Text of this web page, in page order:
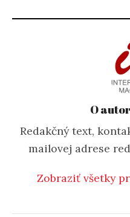
O
Redakčný text,
mailovej adrese
Zobraziť všetky